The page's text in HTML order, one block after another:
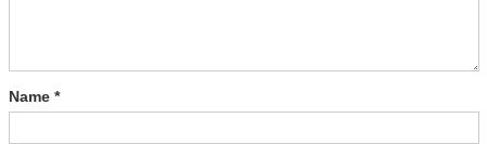
Name *